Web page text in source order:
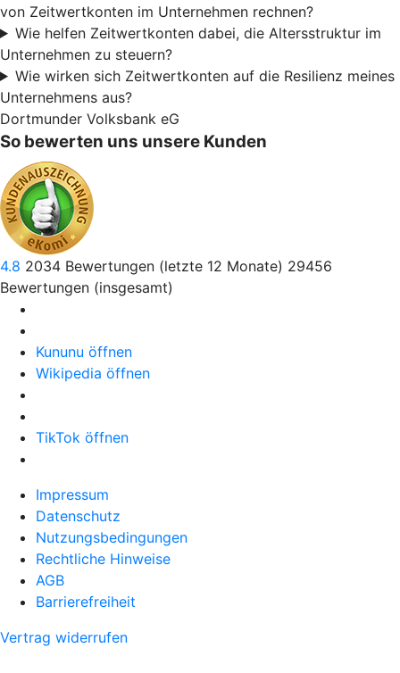
von Zeitwertkonten im Unternehmen rechnen?
Wie helfen Zeitwertkonten dabei, die Altersstruktur im
Unternehmen zu steuern?
Wie wirken sich Zeitwertkonten auf die Resilienz meines
Unternehmens aus?
Dortmunder Volksbank eG
So bewerten uns unsere Kunden
4.8 2034 Bewertungen (letzte 12 Monate) 29456
Bewertungen (insgesamt)
Kununu öffnen
Wikipedia öffnen
TikTok öffnen
Impressum
Datenschutz
Nutzungsbedingungen
Rechtliche Hinweise
AGB
Barrierefreiheit
Vertrag widerrufen